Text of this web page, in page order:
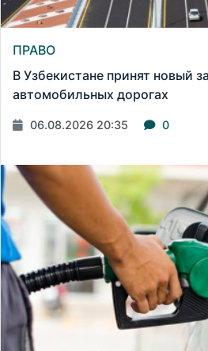
ПРАВО
В Узбекистане принят новый
автомобильных дорогах
06.08.2026 20:35 0